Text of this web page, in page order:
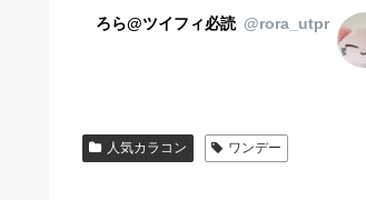
ろら@ツイフィ必読 @rora_utpr
人気カラコン ワンデー